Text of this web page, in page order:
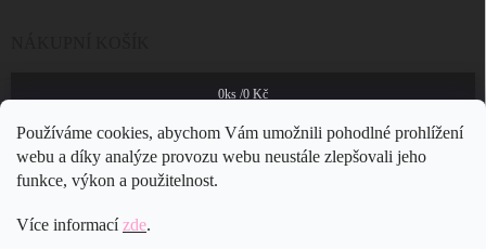
Používáme cookies, abychom Vám umožnili pohodlné prohlížení
webu a díky analýze provozu webu neustále zlepšovali jeho
funkce, výkon a použitelnost.
Více informacízde.
0ks /0 Kč